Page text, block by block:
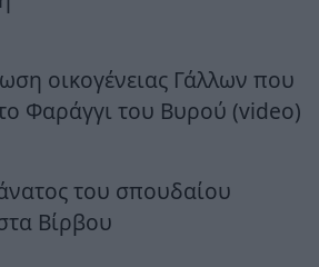
οικογένειας Γάλλων που
Φαράγγι του Βυρού (video)
του σπουδαίου
Βίρβου